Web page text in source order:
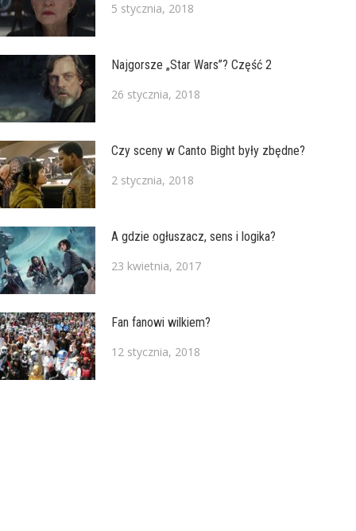
5 stycznia, 2018
Najgorsze „Star Wars”? Część 2
26 stycznia, 2018
Czy sceny w Canto Bight były zbędne?
2 stycznia, 2018
A gdzie ogłuszacz, sens i logika?
23 kwietnia, 2017
Fan fanowi wilkiem?
12 stycznia, 2018